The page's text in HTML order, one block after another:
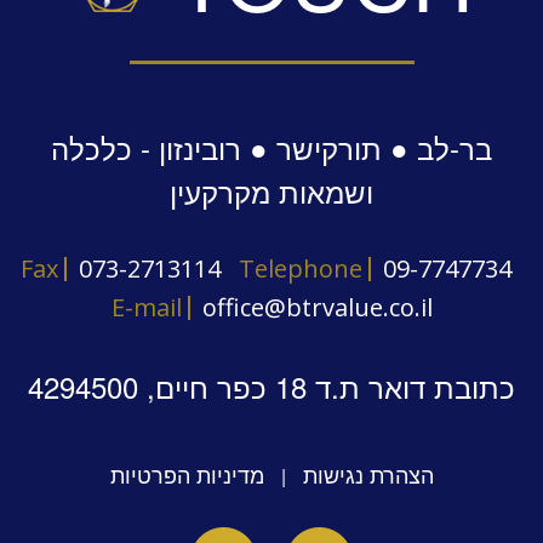
בר-לב ● תורקישר ● רובינזון - כלכלה
ושמאות מקרקעין
Fax 073-2713114 Telephone
09-7747734
E-mail
office@btrvalue.co.il
כתובת דואר ת.ד 18 כפר חיים, 4294500
הצהרת נגישות | מדיניות הפרטיות